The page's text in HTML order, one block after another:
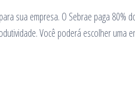
sua empresa. O Sebrae paga 80%
Você poderá escolher uma